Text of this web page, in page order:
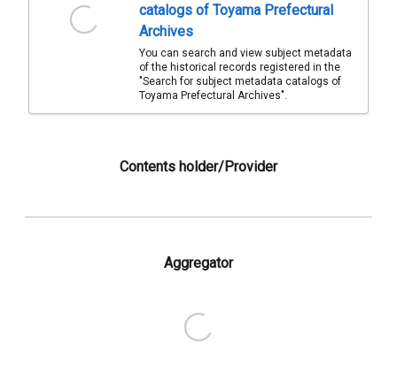
catalogs of Toyama Prefectural
Archives
You can search and view subject metadata
of the historical records registered in the
"Search for subject metadata catalogs of
Toyama Prefectural Archives".
Contents holder/Provider
Aggregator